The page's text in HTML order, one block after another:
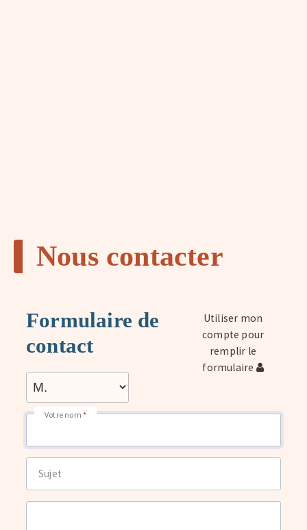
Nous contacter
Utiliser mon
compte pour
remplir le
formulaire
Formulaire de
contact
Votre nom
Sujet